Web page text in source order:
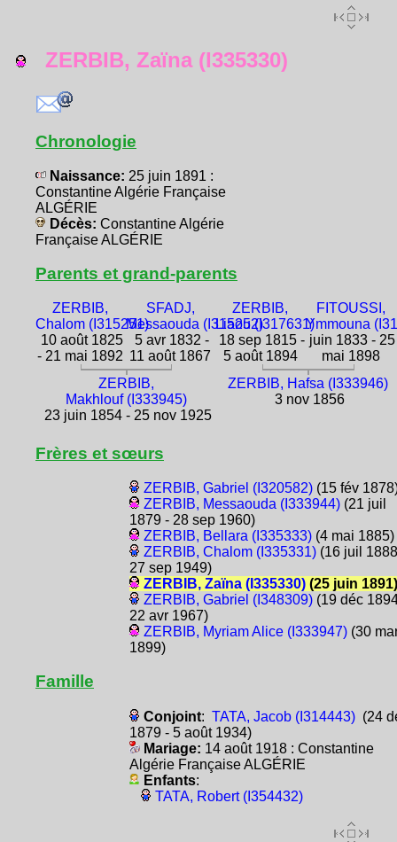
ZERBIB, Zaïna (I335330)
Chronologie
Naissance: 25 juin 1891 :
Constantine Algérie Française
ALGÉRIE
Décès: Constantine Algérie
Française ALGÉRIE
Parents et grand-parents
ZERBIB,
Chalom (I315251)
10 août 1825
- 21 mai 1892
SFADJ,
Messaouda (I315252)
5 avr 1832 -
11 août 1867
ZERBIB,
Liaou (I317631)
18 sep 1815 -
5 août 1894
FITOUSSI,
Ymmouna
juin 1833 - 25
mai 1898
ZERBIB,
Makhlouf (I333945)
23 juin 1854 - 25 nov 1925
ZERBIB, Hafsa (I333946)
3 nov 1856
Frères et sœurs
ZERBIB, Gabriel (I320582)(15 fév
ZERBIB, Messaouda (I333944)(21 juil
1879 - 28 sep 1960)
ZERBIB, Bellara (I335333)(4 mai 1885)
ZERBIB, Chalom (I335331)(16 juil
27 sep 1949)
ZERBIB, Zaïna (I335330)(25 juin 1891)
ZERBIB, Gabriel (I348309)(19 déc
22 avr 1967)
ZERBIB, Myriam Alice (I333947)(30
1899)
Famille
Conjoint: TATA, Jacob (I314443)(24
1879 - 5 août 1934)
Mariage: 14 août 1918 : Constantine
Algérie Française ALGÉRIE
Enfants:
TATA, Robert (I354432)